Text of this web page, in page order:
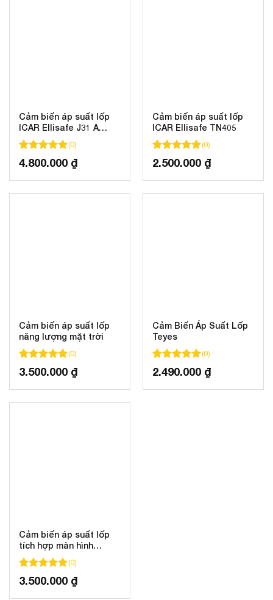
Cảm biến áp suất lốp
ICAR Ellisafe J31 A
dành cho Mazda
100trên 5 dựa trên
100
(0)
4.800.000 ₫
Cảm biến áp suất lốp
ICAR Ellisafe TN405
100trên 5 dựa trên
100
(0)
2.500.000 ₫
Cảm biến áp suất lốp
năng lượng mặt trời
100trên 5 dựa trên
100
(0)
3.500.000 ₫
Cảm Biến Áp Suất Lốp
Teyes
100trên 5 dựa trên
100
(0)
2.490.000 ₫
Cảm biến áp suất lốp
tích hợp màn hình
Android
100trên 5 dựa trên
100
(0)
3.500.000 ₫